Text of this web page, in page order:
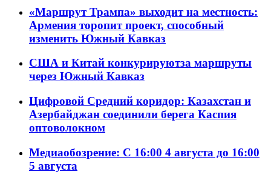
«Маршрут Трампа» выходит на местность:
Армения торопит проект, способный
изменить Южный Кавказ
США и Китай конкурируютза маршруты
через Южный Кавказ
Цифровой Средний коридор: Казахстан и
Азербайджан соединили берега Каспия
оптоволокном
Медиаобозрение: С 16:00 4 августа до 16:00
5 августа